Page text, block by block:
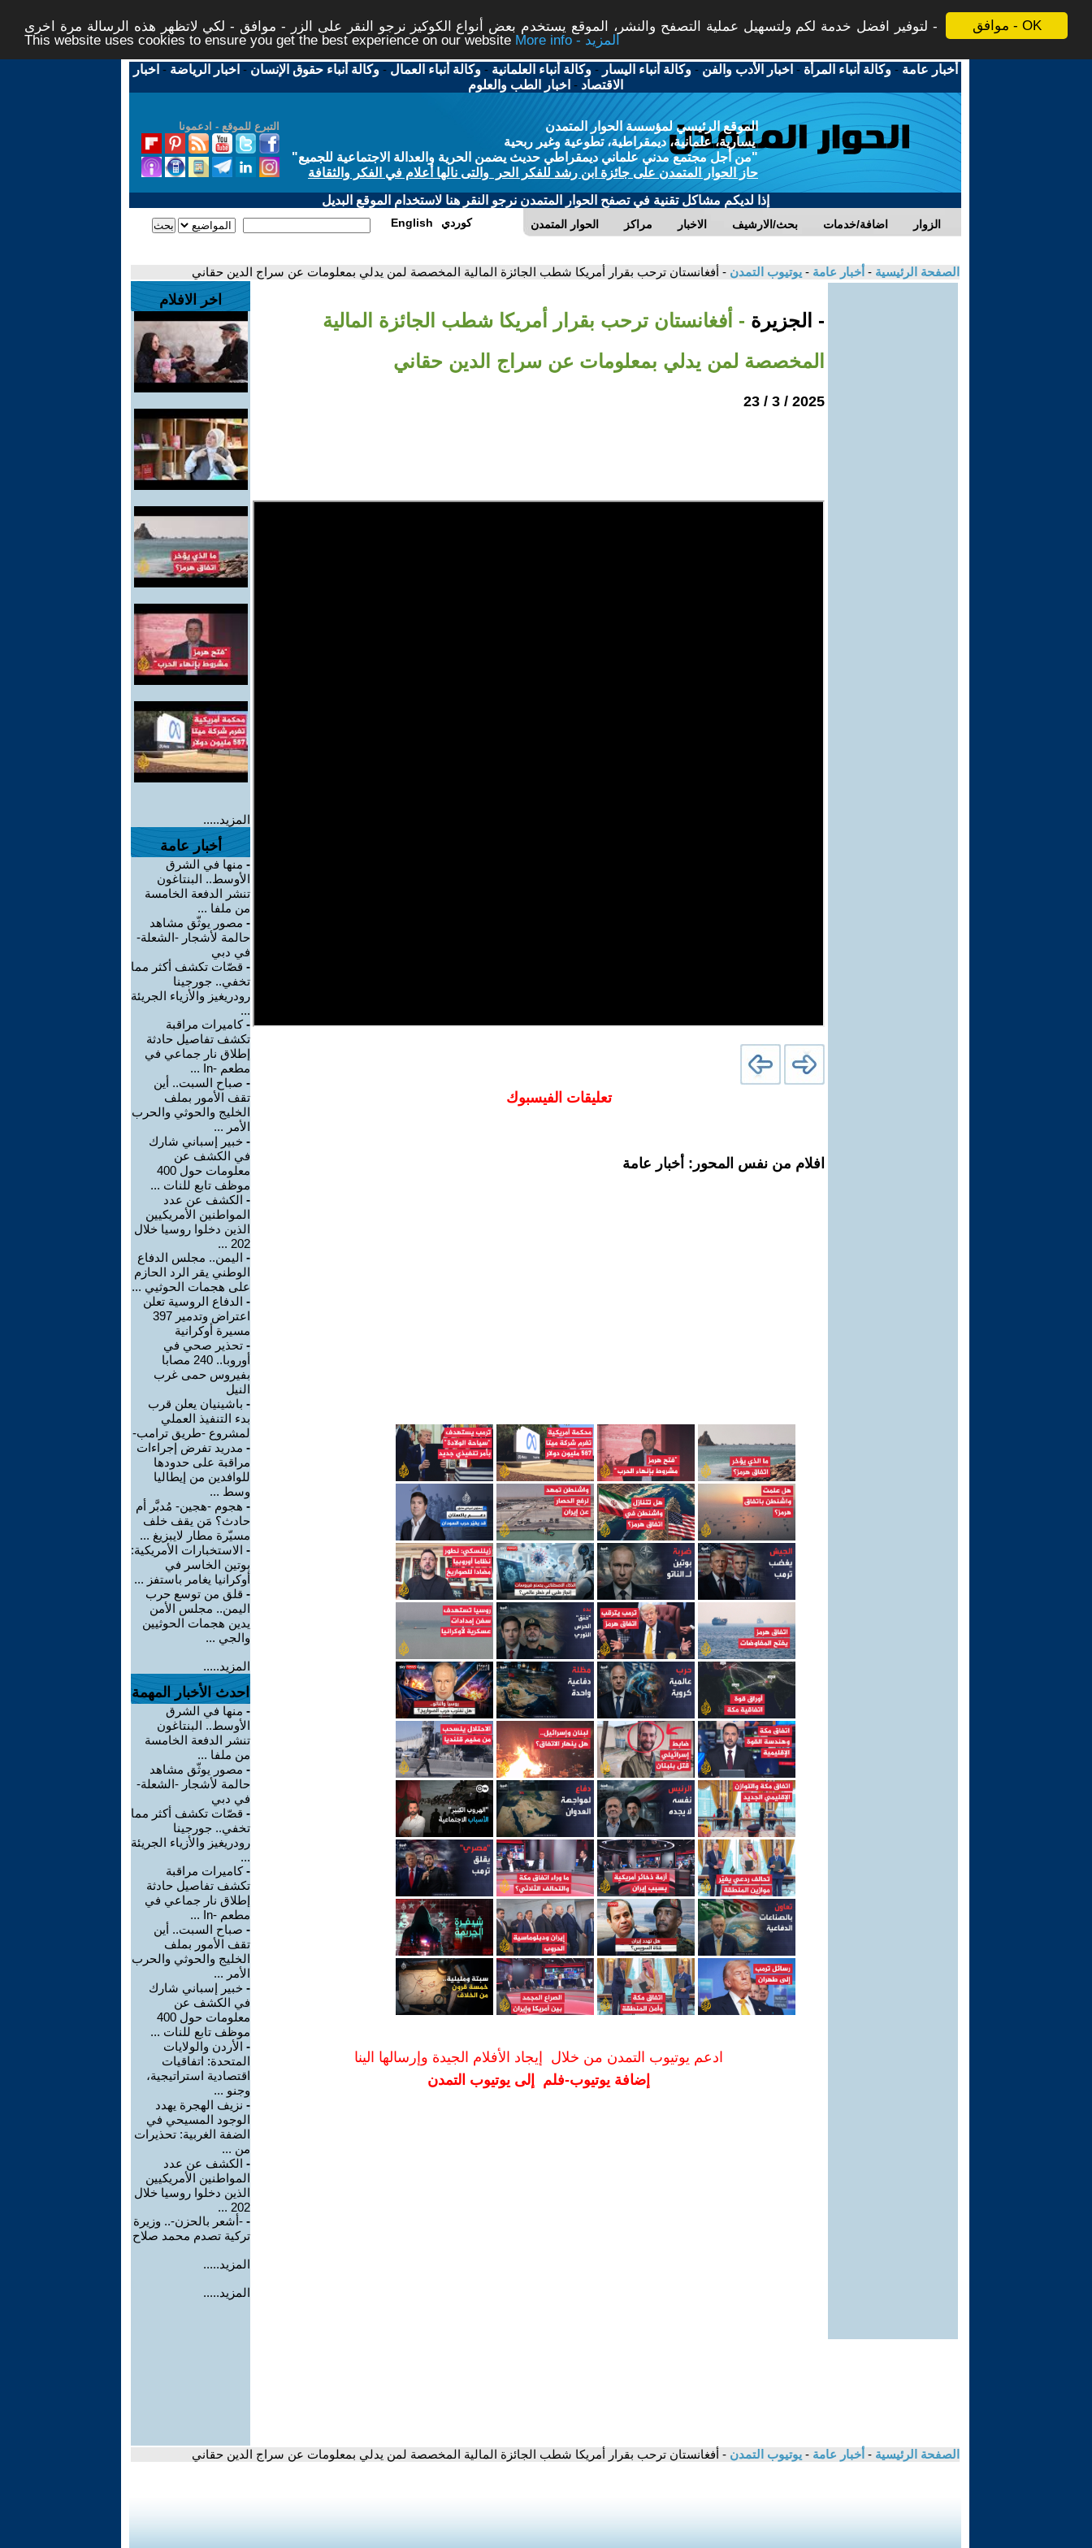
موافق - OK
لتوفير افضل خدمة لكم ولتسهيل عملية التصفح والنشر، الموقع يستخدم بعض أنواع الكوكيز نرجو النقر على الزر - موافق - لكي لاتظهر هذه الرسالة مرة اخرى -
This website uses cookies to ensure you get the best experience on our website
More info - المزيد
أخبار عامة -وكالة أنباء المرأة - اخبار الأدب والفن -وكالة أنباء اليسار -وكالة أنباء العلمانية -وكالة أنباء العمال -وكالة أنباء حقوق الإنسان - اخبار الرياضة - اخبار
الاقتصاد - اخبار الطب والعلوم
التبرع للموقع - ادعمونا
الموقع الرئيسي لمؤسسة الحوار المتمدن
يسارية، علمانية، ديمقراطية، تطوعية وغير ربحية
"من أجل مجتمع مدني علماني ديمقراطي حديث يضمن الحرية والعدالة الاجتماعية للجميع"
حاز الحوار المتمدن على جائزة ابن رشد للفكر الحر والتى نالها أعلام في الفكر والثقافة
إذا لديكم مشاكل تقنية في تصفح الحوار المتمدن نرجو النقر هنا لاستخدام الموقع البديل
الحوار المتمدن مراكز الاخبار بحث/الارشيف اضافة/خدمات الزوار English كوردي
الصفحة الرئيسية - أخبار عامة - يوتيوب التمدن - أفغانستان ترحب بقرار أمريكا شطب الجائزة المالية المخصصة لمن يدلي بمعلومات عن سراج الدين حقاني
- الجزيرة - أفغانستان ترحب بقرار أمريكا شطب الجائزة المالية
المخصصة لمن يدلي بمعلومات عن سراج الدين حقاني
2025 / 3 / 23
تعليقات الفيسبوك
افلام من نفس المحور: أخبار عامة
ادعم يوتيوب التمدن من خلال إيجاد الأفلام الجيدة وإرسالها الينا
إضافة يوتيوب-فلم إلى يوتيوب التمدن
اخر الافلام
المزيد.....
أخبار عامة
- منها في الشرق
الأوسط.. البنتاغون
تنشر الدفعة الخامسة
من ملفا ...
- مصور يوثّق مشاهد
حالمة لأشجار -الشعلة-
في دبي
- قصّات تكشف أكثر مما
تخفي.. جورجينا
رودريغيز والأزياء الجريئة
...
-كاميرات مراقبة
تكشف تفاصيل حادثة
إطلاق نار جماعي في
مطعم -In ...
- صباح السبت.. أين
تقف الأمور بملف
الخليج والحوثي والحرب
الأمر ...
- خبير إسباني شارك
في الكشف عن
معلومات حول 400
موظف تابع للنات ...
- الكشف عن عدد
المواطنين الأمريكيين
الذين دخلوا روسيا خلال
202 ...
- اليمن.. مجلس الدفاع
الوطني يقر الرد الحازم
على هجمات الحوثيي ...
- الدفاع الروسية تعلن
اعتراض وتدمير 397
مسيرة أوكرانية
- تحذير صحي في
أوروبا.. 240 مصابا
بفيروس حمى غرب
النيل
- باشينيان يعلن قرب
بدء التنفيذ العملي
لمشروع -طريق ترامب-
- مدريد تفرض إجراءات
مراقبة على حدودها
للوافدين من إيطاليا
وسط ...
- هجوم -هجين- مُدبَّر أم
حادث؟ مَن يقف خلف
مسيّرة مطار لايبزيغ ...
- الاستخبارات الأمريكية:
بوتين الخاسر في
أوكرانيا يغامر باستفز ...
- قلق من توسع حرب
اليمن.. مجلس الأمن
يدين هجمات الحوثيين
والجي ...
المزيد.....
احدث الأخبار المهمة
- منها في الشرق
الأوسط.. البنتاغون
تنشر الدفعة الخامسة
من ملفا ...
- مصور يوثّق مشاهد
حالمة لأشجار -الشعلة-
في دبي
- قصّات تكشف أكثر مما
تخفي.. جورجينا
رودريغيز والأزياء الجريئة
...
-كاميرات مراقبة
تكشف تفاصيل حادثة
إطلاق نار جماعي في
مطعم -In ...
- صباح السبت.. أين
تقف الأمور بملف
الخليج والحوثي والحرب
الأمر ...
- خبير إسباني شارك
في الكشف عن
معلومات حول 400
موظف تابع للنات ...
- الأردن والولايات
المتحدة: اتفاقيات
اقتصادية استراتيجية،
وجنو ...
- نزيف الهجرة يهدد
الوجود المسيحي في
الضفة الغربية: تحذيرات
من ...
- الكشف عن عدد
المواطنين الأمريكيين
الذين دخلوا روسيا خلال
202 ...
- -أشعر بالحزن-.. وزيرة
تركية تصدم محمد صلاح
المزيد.....
المزيد.....
الصفحة الرئيسية - أخبار عامة - يوتيوب التمدن - أفغانستان ترحب بقرار أمريكا شطب الجائزة المالية المخصصة لمن يدلي بمعلومات عن سراج الدين حقاني